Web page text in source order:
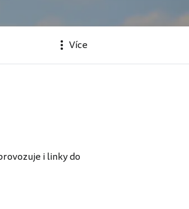
Více
i linky do